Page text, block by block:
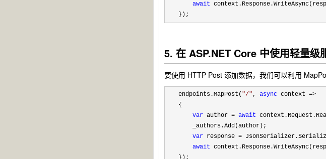
await
});
5. 在 ASP.NET Core 中使用轻量级
要使用 HTTP Post 添加数据，我们可以利用
endpoints.MapPost( "/", async context =>
{
var author = await
    _authors.Add(author);
var response =
await
});